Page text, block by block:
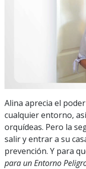
Alina aprecia el
cualquier entorno,
orquídeas. Pero la
salir y entrar a su
prevención. Y para
para un Entorno